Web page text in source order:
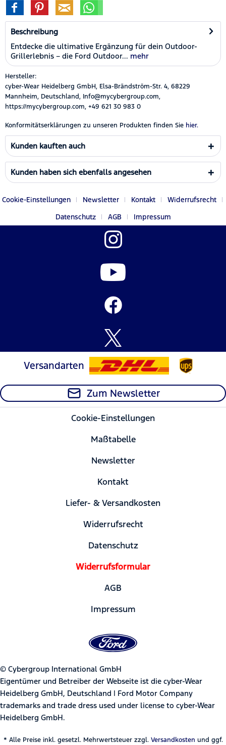
Beschreibung
Entdecke die ultimative Ergänzung für dein Outdoor-
Grillerlebnis – die Ford Outdoor... mehr
Hersteller:
cyber-Wear Heidelberg GmbH, Elsa-Brändström-Str. 4, 68229
Mannheim, Deutschland, Info@mycybergroup.com,
https://mycybergroup.com, +49 621 30 983 0
Konformitätserklärungen zu unseren Produkten finden Sie hier.
Kunden kauften auch
Kunden haben sich ebenfalls angesehen
Cookie-Einstellungen Newsletter Kontakt
Widerrufsrecht
Datenschutz
AGB Impressum
Versandarten
Zum Newsletter
Cookie-Einstellungen
Maßtabelle
Newsletter
Kontakt
Liefer- & Versandkosten
Widerrufsrecht
Datenschutz
Widerrufsformular
AGB
Impressum
© Cybergroup International GmbH
Eigentümer und Betreiber der Webseite ist die cyber-Wear
Heidelberg GmbH, Deutschland | Ford Motor Company
trademarks and trade dress used under license to cyber-Wear
Heidelberg GmbH.
* Alle Preise inkl. gesetzl. Mehrwertsteuer zzgl. Versandkosten und ggf.